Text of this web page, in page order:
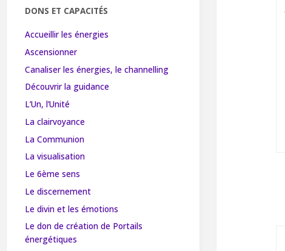
DONS ET CAPACITÉS
Accueillir les énergies
Ascensionner
Canaliser les énergies, le channelling
Découvrir la guidance
L’Un, l’Unité
La clairvoyance
La Communion
La visualisation
Le 6ème sens
Le discernement
Le divin et les émotions
Le don de création de Portails
énergétiques